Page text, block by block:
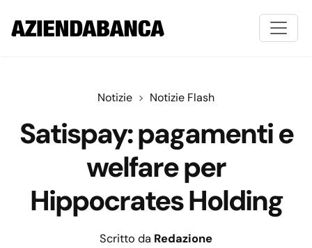
Notizie Notizie Flash
Satispay: pagamenti e
welfare per
Hippocrates Holding
Scritto da Redazione